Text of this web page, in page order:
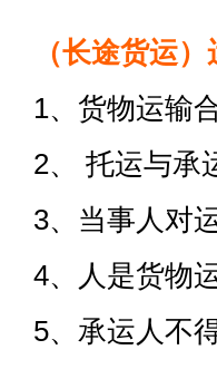
（长途货运
1、货物运输
2、 托运与承
3、当事人对
4、人是货物
5、承运人不